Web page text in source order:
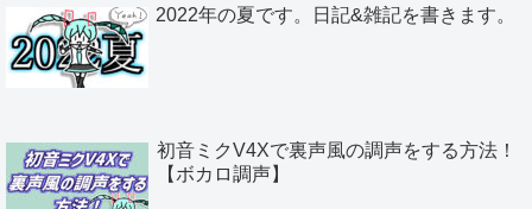
2022年の夏です。日記&雑記を書きます。
初音ミクV4Xで裏声風の調声をする方法！
【ボカロ調声】